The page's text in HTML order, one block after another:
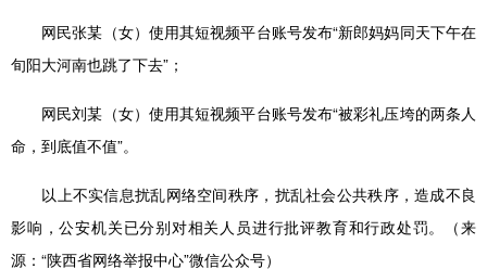
网民张某（女）使用其短视频平台账号发布“新郎妈妈同天下午在
旬阳大河南也跳了下去”；
网民刘某（女）使用其短视频平台账号发布“被彩礼压垮的两条人
命，到底值不值”。
以上不实信息扰乱网络空间秩序，扰乱社会公共秩序，造成不良
影响，公安机关已分别对相关人员进行批评教育和行政处罚。（来
源：“陕西省网络举报中心”微信公众号）